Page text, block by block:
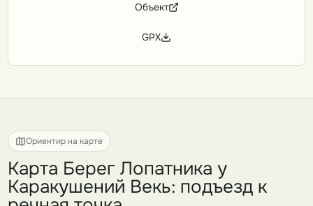
Объект
GPX
Ориентир на карте
Карта Берег Лопатника у
Каракушений Векь: подъезд к